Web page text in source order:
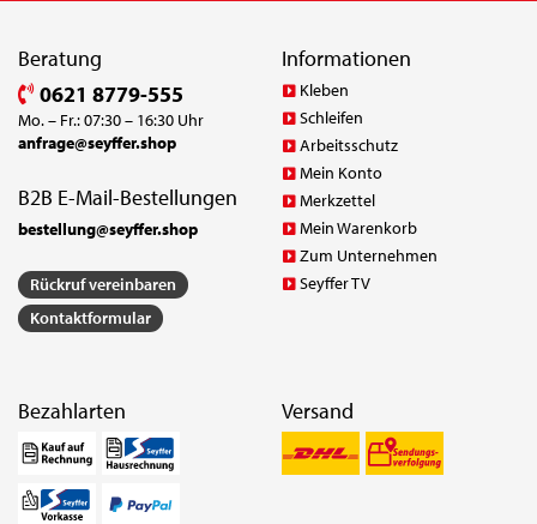
Beratung
0621 8779-555
Mo. – Fr.: 07:30 – 16:30 Uhr
anfrage@seyffer.shop
B2B E-Mail-Bestellungen
bestellung@seyffer.shop
Rückruf vereinbaren
Kontaktformular
Informationen
Kleben
Schleifen
Arbeitsschutz
Mein Konto
Merkzettel
Mein Warenkorb
Zum Unternehmen
Seyffer TV
Bezahlarten Versand